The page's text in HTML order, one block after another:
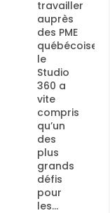
sont
des
moments
clés
pour
une
entreprise.
🔑 Que
ce soit
un
lancement
de
produit,
une
conférence,
un gala